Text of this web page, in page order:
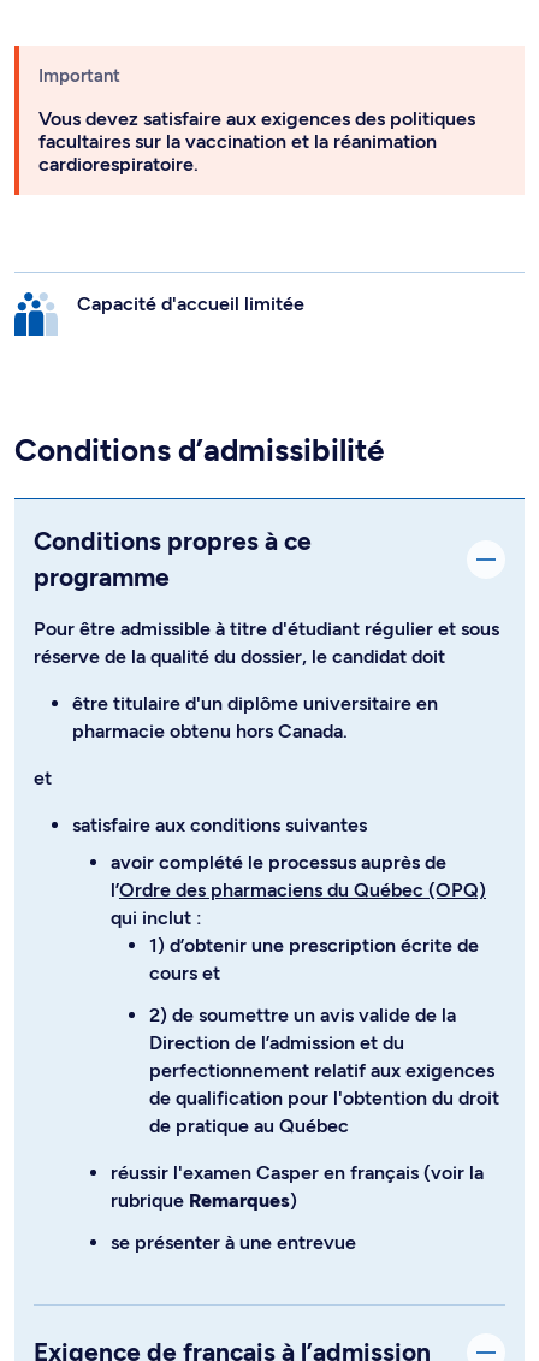
Important
Vous devez satisfaire aux exigences des politiques
facultaires sur la vaccination et la réanimation
cardiorespiratoire.
Capacité d'accueil limitée
Conditions d’admissibilité
Conditions propres à ce
programme
Pour être admissible à titre d'étudiant régulier et sous
réserve de la qualité du dossier, le candidat doit
être titulaire d'un diplôme universitaire en
pharmacie obtenu hors Canada.
et
satisfaire aux conditions suivantes
avoir complété le processus auprès de
l’Ordre des pharmaciens du Québec (OPQ)
qui inclut :
1) d’obtenir une prescription écrite de
cours et
2) de soumettre un avis valide de la
Direction de l’admission et du
perfectionnement relatif aux exigences
de qualification pour l'obtention du droit
de pratique au Québec
réussir l'examen Casper en français (voir la
rubrique Remarques)
se présenter à une entrevue
Exigence de français à l’admission